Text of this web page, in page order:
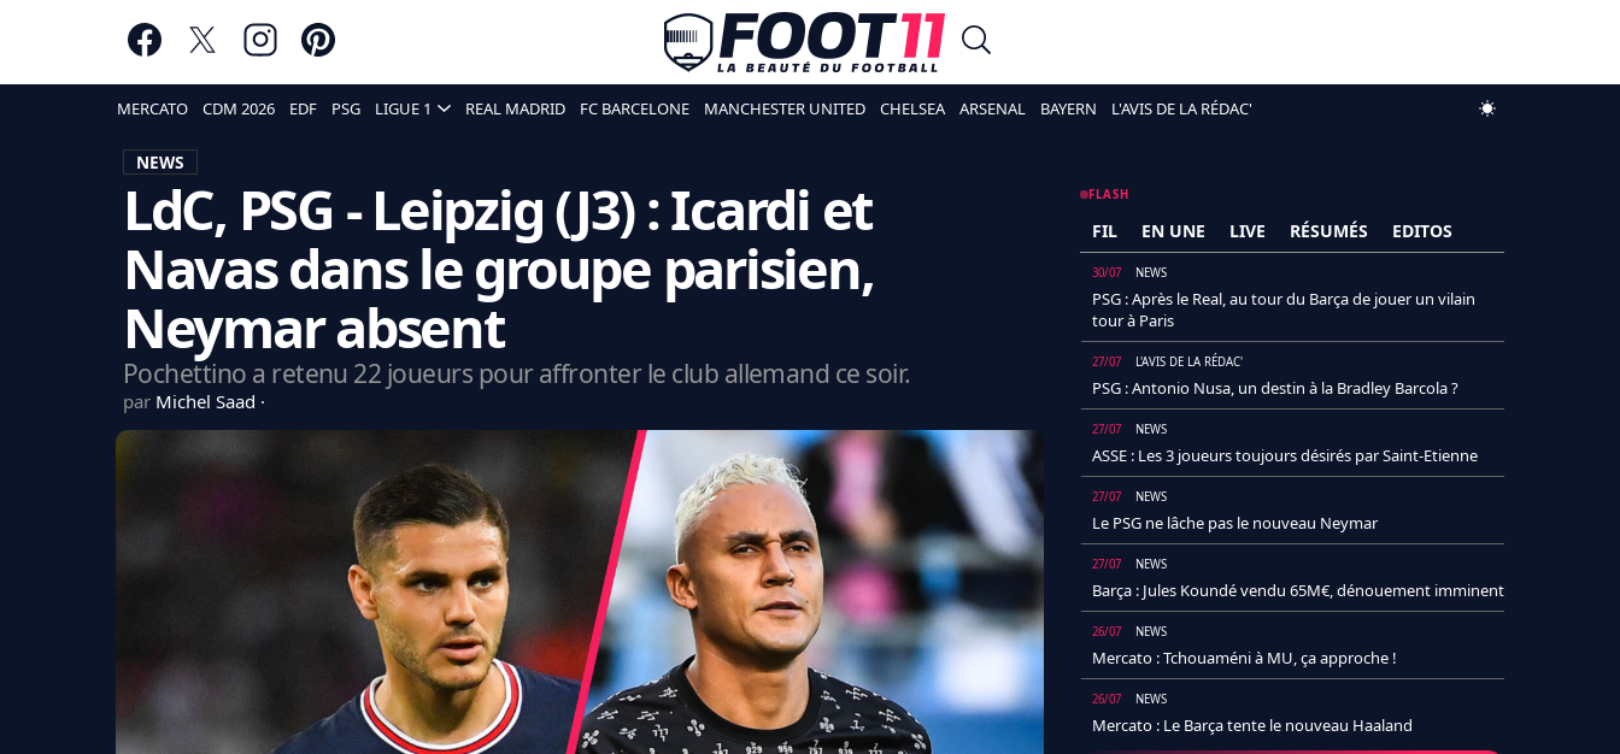
MERCATO CDM 2026 EDF PSG LIGUE 1 REAL MADRID FC BARCELONE MANCHESTER UNITED CHELSEA ARSENAL BAYERN L'AVIS DE LA RÉDAC'
NEWS
LdC, PSG - Leipzig (J3) : Icardi et
Navas dans le groupe parisien,
Neymar absent
Pochettino a retenu 22 joueurs pour affronter le club allemand ce soir.
par Michel Saad
FLASH
FIL EN UNE LIVE RÉSUMÉS EDITOS
30/07 NEWS
PSG : Après le Real, au tour du Barça de jouer un vilain
tour à Paris
27/07 L'AVIS DE LA RÉDAC'
PSG : Antonio Nusa, un destin à la Bradley Barcola ?
27/07 NEWS
ASSE : Les 3 joueurs toujours désirés par Saint-Etienne
27/07 NEWS
Le PSG ne lâche pas le nouveau Neymar
27/07 NEWS
Barça : Jules Koundé vendu 65M€, dénouement imminent
26/07 NEWS
Mercato : Tchouaméni à MU, ça approche !
26/07 NEWS
Mercato : Le Barça tente le nouveau Haaland